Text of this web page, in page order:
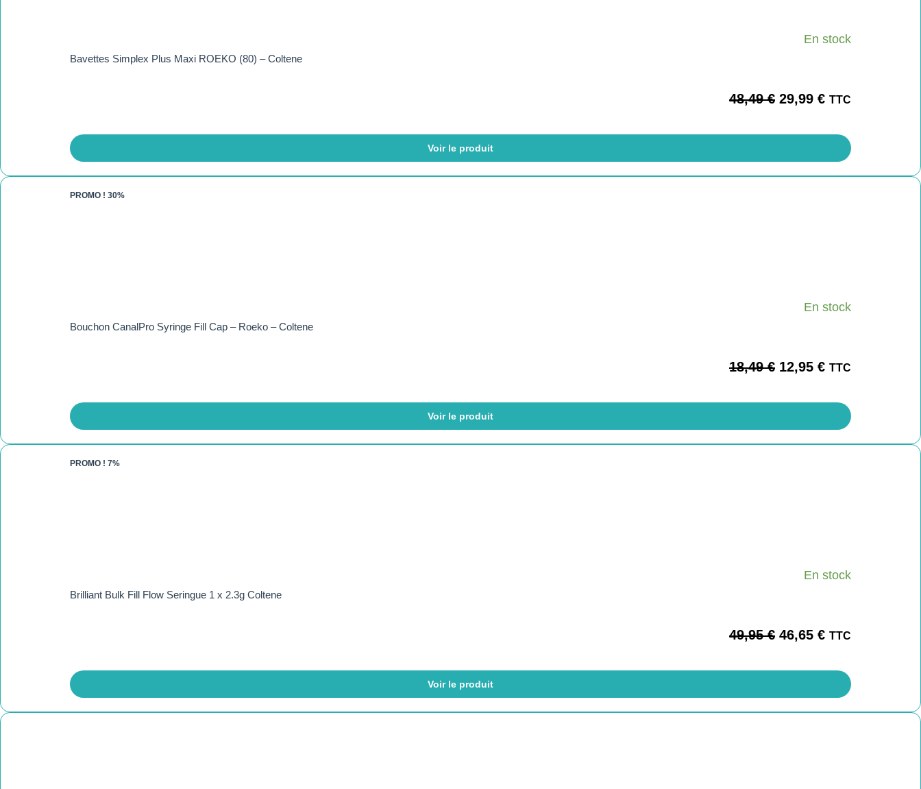
En stock
Bavettes Simplex Plus Maxi ROEKO (80) – Coltene
48,49€ 29,99 € TTC
Voir le produit
PROMO ! 30%
En stock
Bouchon CanalPro Syringe Fill Cap – Roeko – Coltene
18,49€ 12,95 € TTC
Voir le produit
PROMO ! 7%
En stock
Brilliant Bulk Fill Flow Seringue 1 x 2.3g Coltene
49,95€ 46,65 € TTC
Voir le produit